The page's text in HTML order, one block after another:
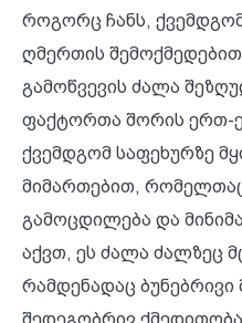
როგორც ჩანს,
ღმერთის
გამოწვევის ძალა
ფაქტორთა შორის ერთ-
ქვემდგომ საფეხურზე
მიმართებით, რომელთაც
გამოცდილება და
აქვთ, ეს ძალა ძალზეც
რამდენადაც ბუნებრივი